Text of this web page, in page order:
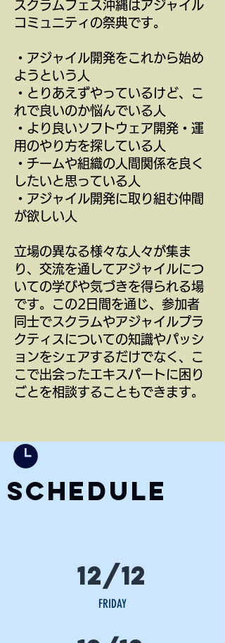
スクラムフェス沖縄はアジャイル
コミュニティの祭典です。
・アジャイル開発をこれから始め
ようという人
・とりあえずやっているけど、こ
れで良いのか悩んでいる人
・より良いソフトウェア開発・運
用のやり方を探している人
・チームや組織の人間関係を良く
したいと思っている人
・アジャイル開発に取り組む仲間
が欲しい人
立場の異なる様々な人々が集ま
り、交流を通してアジャイルにつ
いての学びや気づきを得られる場
です。この2日間を通じ、参加者
同士でスクラムやアジャイルプラ
クティスについての知識やパッシ
ョンをシェアするだけでなく、こ
こで出会ったエキスパートに困り
ごとを相談することもできます。
SCHEDULE
12/12
FRIDAY